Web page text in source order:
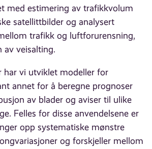
med estimering av trafikkvolum
satellittbilder og analysert
trafikk og luftforurensning,
av veisalting.
har vi utviklet modeller for
annet for å beregne prognoser
av blader og aviser til ulike
Felles for disse anvendelsene er
opp systematiske mønstre
og forskjeller mellom